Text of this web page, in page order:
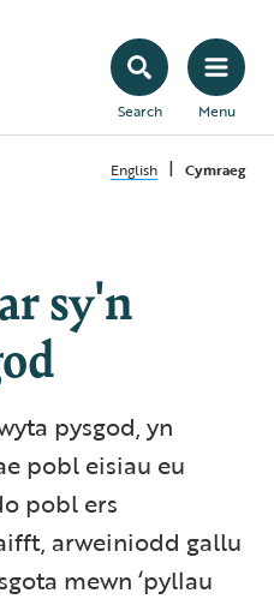
Search Menu
English | Cymraeg
sy'n
pysgod, yn
pobl eisiau eu
pobl ers
arweiniodd gallu
mewn ‘pyllau